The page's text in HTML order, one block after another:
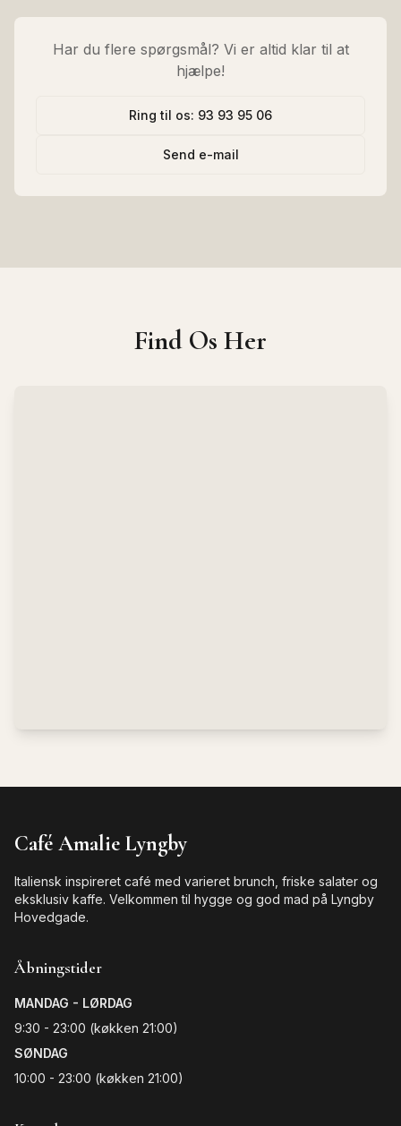
Har du flere spørgsmål? Vi er altid klar til at
hjælpe!
Ring til os: 93 93 95 06
Send e-mail
Find Os Her
Café Amalie Lyngby
Italiensk inspireret café med varieret brunch, friske salater og
eksklusiv kaffe. Velkommen til hygge og god mad på Lyngby
Hovedgade.
Åbningstider
MANDAG - LØRDAG
9:30 - 23:00 (køkken 21:00)
SØNDAG
10:00 - 23:00 (køkken 21:00)